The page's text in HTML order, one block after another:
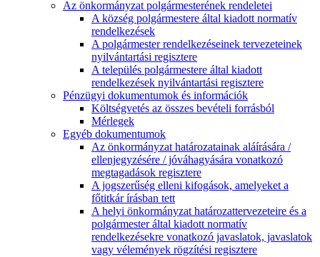
Az önkormányzat polgármesterének rendeletei
A község polgármestere által kiadott normatív
rendelkezések
A polgármester rendelkezéseinek tervezeteinek
nyilvántartási regisztere
A település polgármestere által kiadott
rendelkezések nyilvántartási regisztere
Pénzügyi dokumentumok és információk
Költségvetés az összes bevételi forrásból
Mérlegek
Egyéb dokumentumok
Az önkormányzat határozatainak aláírására /
ellenjegyzésére / jóváhagyására vonatkozó
megtagadások regisztere
A jogszerűség elleni kifogások, amelyeket a
főtitkár írásban tett
A helyi önkormányzat határozattervezeteire és a
polgármester által kiadott normatív
rendelkezésekre vonatkozó javaslatok, javaslatok
vagy vélemények rögzítési regisztere